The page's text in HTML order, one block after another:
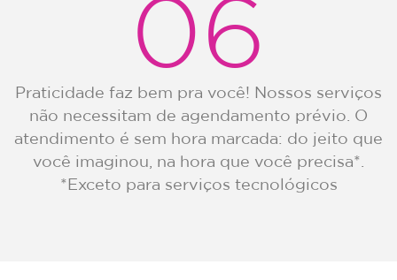
06
Praticidade faz bem pra você! Nossos serviços
não necessitam de agendamento prévio. O
atendimento é sem hora marcada: do jeito que
você imaginou, na hora que você precisa*.
*Exceto para serviços tecnológicos